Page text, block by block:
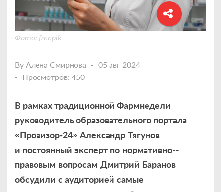
Фото: freepik
By Алена Смирнова
05 авг 2024
Просмотров: 450
В рамках традиционной Фармнедели
руководитель образовательного портала
«Провизор‑24» Александр Тягунов
и постоянный эксперт по нормативно-­
правовым вопросам Дмитрий Баранов
обсудили с аудиторией самые